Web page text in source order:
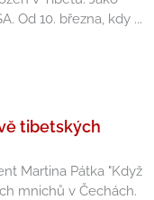
Od 10. března, kdy ...
tibetských
Martina Pátka "Když
mnichů v Čechách.